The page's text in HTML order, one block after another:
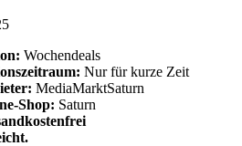
Wochendeals
Nur für kurze Zeit
MediaMarktSaturn
Shop: Saturn